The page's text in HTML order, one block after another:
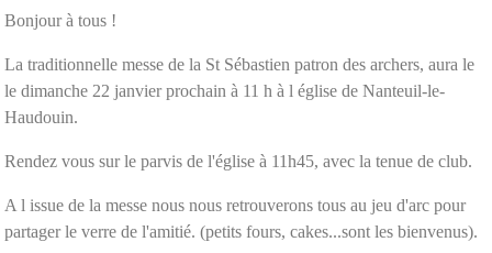
Bonjour à tous !
La traditionnelle messe de la St Sébastien patron des archers, aura le
le dimanche 22 janvier prochain à 11 h à l église de Nanteuil-le-
Haudouin.
Rendez vous sur le parvis de l'église à 11h45, avec la tenue de club.
A l issue de la messe nous nous retrouverons tous au jeu d'arc pour
partager le verre de l'amitié. (petits fours, cakes...sont les bienvenus).